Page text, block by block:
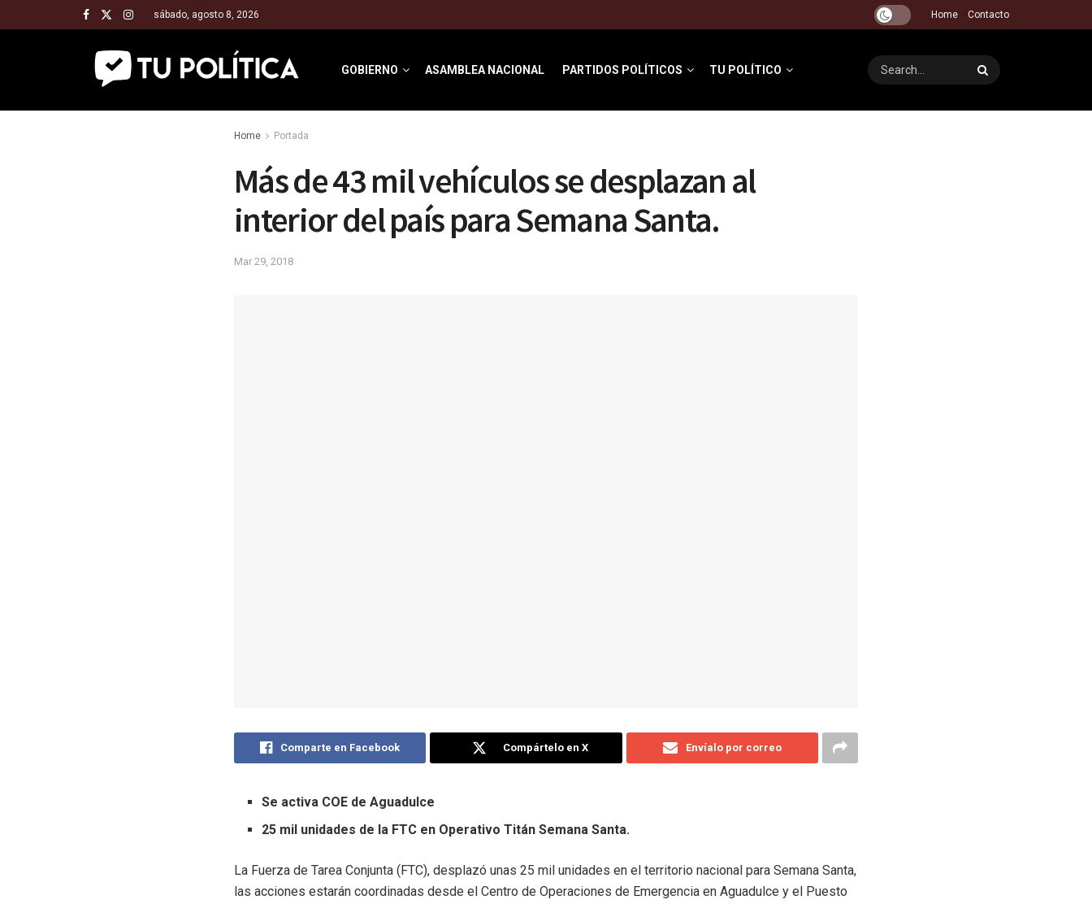
sábado, agosto 8, 2026 Home Contacto
GOBIERNO ASAMBLEA NACIONAL PARTIDOS POLÍTICOS TU POLÍTICO
Home Portada
Más de 43 mil vehículos se desplazan al
interior del país para Semana Santa.
Mar 29, 2018
Comparte en Facebook Compártelo en X Envíalo por correo
Se activa COE de Aguadulce
25 mil unidades de la FTC en Operativo Titán Semana Santa.
La Fuerza de Tarea Conjunta (FTC), desplazó unas 25 mil unidades en el territorio nacional para Semana Santa,
las acciones estarán coordinadas desde el Centro de Operaciones de Emergencia en Aguadulce y el Puesto